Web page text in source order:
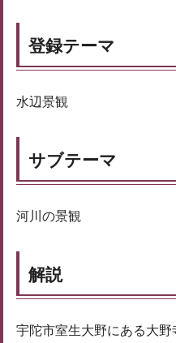
登録テーマ
水辺景観
サブテーマ
河川の景観
解説
宇陀市室生大野にある大